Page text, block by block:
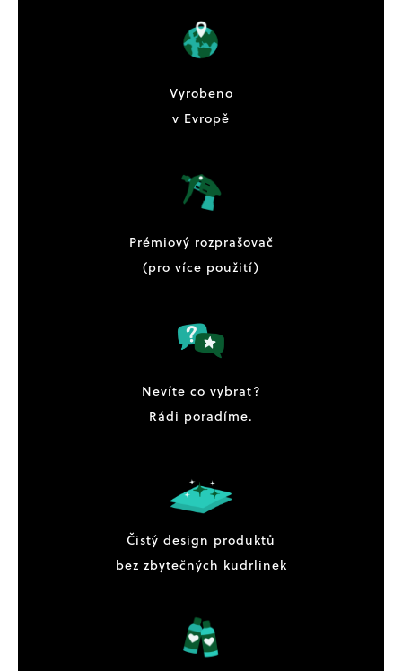
Vyrobeno
v Evropě
Prémiový rozprašovač
(pro více použití)
Nevíte co vybrat?
Rádi poradíme.
Čistý design produktů
bez zbytečných kudrlinek